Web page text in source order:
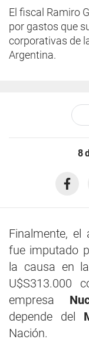
El fiscal Ramiro
por gastos que
corporativas de
Argentina.
8
Finalmente, el
fue imputado
la causa en
U$S313.000
empresa
depende del
Nación.